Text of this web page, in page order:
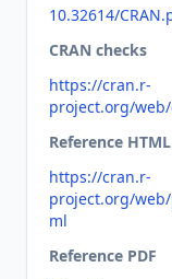
10.32614/
CRAN checks
https://cran.r-
project.org/
Reference HTML
https://cran.r-
project.org/
ml
Reference PDF